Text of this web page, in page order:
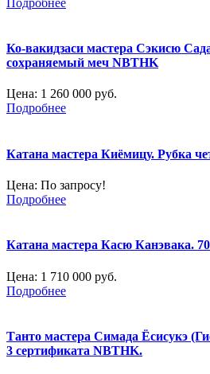
Подробнее
Ко-вакидзаси мастера Сэкисю
сохраняемый меч NBTHK
Цена: 1 260 000 руб.
Подробнее
Катана мастера Киёмицу. Рубка
Цена: По запросу!
Подробнее
Катана мастера Касю Канэвака.
Цена: 1 710 000 руб.
Подробнее
Танто мастера Симада Ёсисукэ
3 сертификата NBTHK.